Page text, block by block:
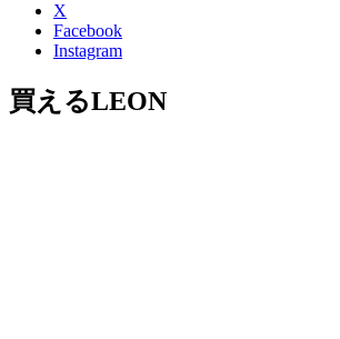
X
Facebook
Instagram
買えるLEON